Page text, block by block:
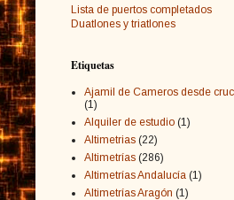
Lista de puertos completados
Duatlones y triatlones
Etiquetas
Ajamil de Cameros desde
(1)
Alquiler de estudio (1)
Altimetrias (22)
Altimetrías (286)
Altimetrías Andalucía (1)
Altimetrías Aragón (1)